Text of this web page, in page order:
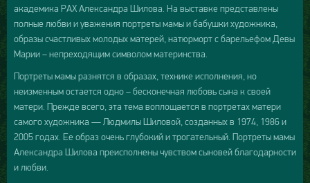
академика РАХ Александра Шилова. На выставке представлены
полные любви и уважения портреты мамы и бабушки художника,
образы счастливых молодых матерей, натюрморт с барельефом Девы
Марии – непреходящим символом материнства.
Портреты мамы разнятся в образах, технике исполнения, но
неизменным остается одно – бесконечная любовь сына к своей
матери. Прежде всего, эта тема воплощается в портретах матери
самого художника — Людмилы Шиловой, созданных в 1974, 1986 и
2005 годах. Ее образ очень глубокий и трогательный. Портреты мамы
Александра Шилова преисполнены чувством сыновей благодарности
и любви.